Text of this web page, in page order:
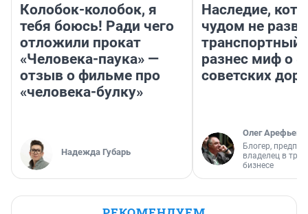
Колобок-колобок, я
тебя боюсь! Ради чего
отложили прокат
«Человека-паука» —
отзыв о фильме про
«человека-булку»
Надежда Губарь
Наследие,
чудом не
транспортный
разнес миф о
советских
Олег Арефьев
Блогер,
владелец в
бизнесе